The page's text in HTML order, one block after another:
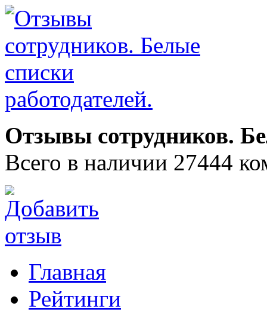
Отзывы сотрудников.
Всего в наличии 27444
Главная
Рейтинги